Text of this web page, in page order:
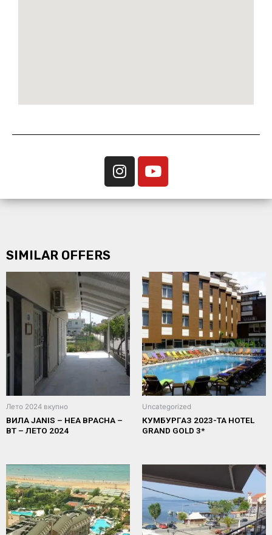
SIMILAR OFFERS
Лето 2024 вкупно
ВИЛА ЈANIS – НЕА ВРАСНА –
ВТ – ЛЕТО 2024
Uncategorized
КУМБУРГАЗ 2023-ТА HOTEL
GRAND GOLD 3*